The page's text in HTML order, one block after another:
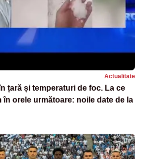
Actualitate
țară și temperaturi de foc. La ce
în orele următoare: noile date de la